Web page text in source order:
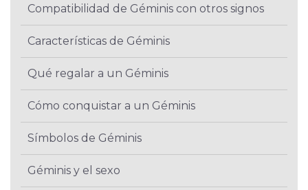
Compatibilidad de Géminis con otros signos
Características de Géminis
Qué regalar a un Géminis
Cómo conquistar a un Géminis
Símbolos de Géminis
Géminis y el sexo